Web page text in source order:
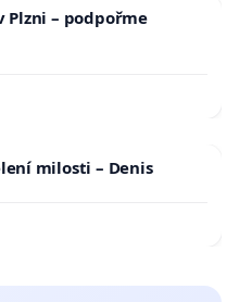
Plzni – podpořme
milosti – Denis